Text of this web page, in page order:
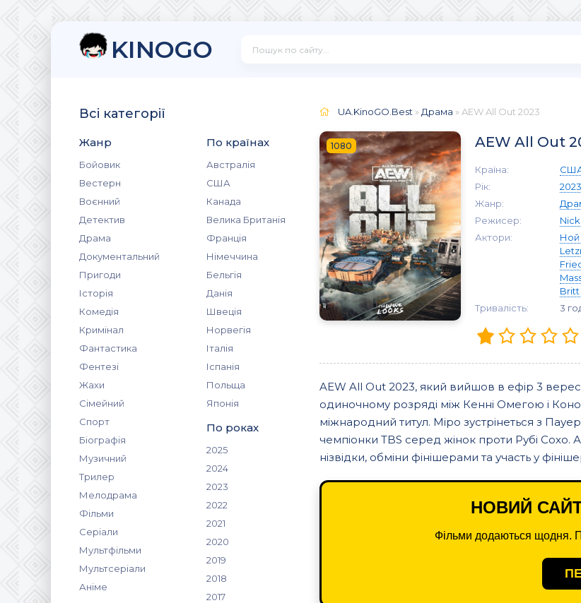
KINOGO
Всі категорії
Жанр
Бойовик
Вестерн
Воєнний
Детектив
Драма
Документальний
Пригоди
Історія
Комедія
Кримінал
Фантастика
Фентезі
Жахи
Сімейний
Спорт
Біографія
Музичний
Трилер
Мелодрама
Фільми
Серіали
Мультфільми
Мультсеріали
Аніме
По країнах
Австралія
США
Канада
Велика Британія
Франція
Німеччина
Бельгія
Данія
Швеція
Норвегія
Італія
Іспанія
Польща
Японія
По роках
2025
2024
2023
2022
2021
2020
2019
2018
2017
UA.KinoGO.Best » Драма » AEW All Out 2023
1080 AEW All Out
Країна:
Рік:
2023
Жанр:
Режисер:
Актори:
Ной
Тривалість:
3
AEW All Out 2023, який вийшов в ефір 3
одиночному розряді між Кенні Омегою і
міжнародний титул. Міро зустрінеться з
чемпіонки TBS серед жінок проти Рубі
нізвідки, обміни фінішерами та участь у
НОВИЙ
Фільми додаються щодня.